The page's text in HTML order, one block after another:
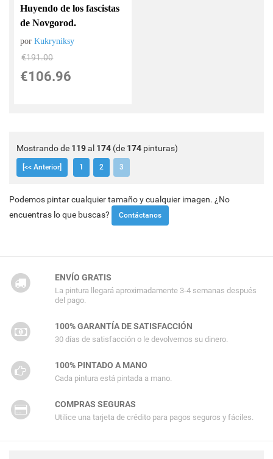
Huyendo de los fascistas
de Novgorod.
porKukryniksy
€191.00
€106.96
Mostrando de 119al 174 (de 174 pinturas)
[<< Anterior] 1 2 3
Podemos pintar cualquier tamaño y cualquier imagen. ¿No
encuentras lo que buscas?
Contáctanos
ENVÍO GRATIS
La pintura llegará aproximadamente 3-4 semanas después
del pago.
100% GARANTÍA DE SATISFACCIÓN
30 días de satisfacción o le devolvemos su dinero.
100% PINTADO A MANO
Cada pintura está pintada a mano.
COMPRAS SEGURAS
Utilice una tarjeta de crédito para pagos seguros y fáciles.